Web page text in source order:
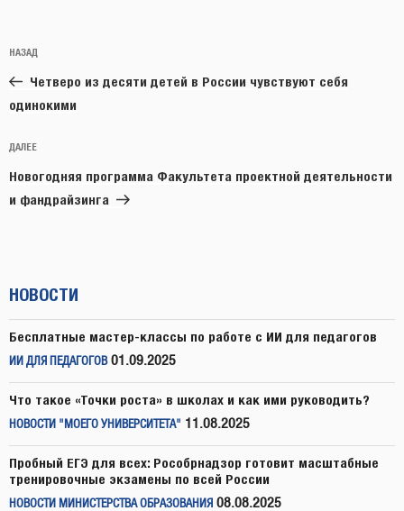
по
записям
Предыдущая
запись:
НАЗАД
Четверо из десяти детей в России чувствуют себя
одинокими
Следующая
запись
ДАЛЕЕ
Новогодняя программа Факультета проектной деятельности
и фандрайзинга
НОВОСТИ
Бесплатные мастер-классы по работе с ИИ для педагогов
ИИ ДЛЯ ПЕДАГОГОВ 01.09.2025
Что такое «Точки роста» в школах и как ими руководить?
НОВОСТИ "МОЕГО УНИВЕРСИТЕТА" 11.08.2025
Пробный ЕГЭ для всех: Рособрнадзор готовит масштабные
тренировочные экзамены по всей России
НОВОСТИ МИНИСТЕРСТВА ОБРАЗОВАНИЯ 08.08.2025